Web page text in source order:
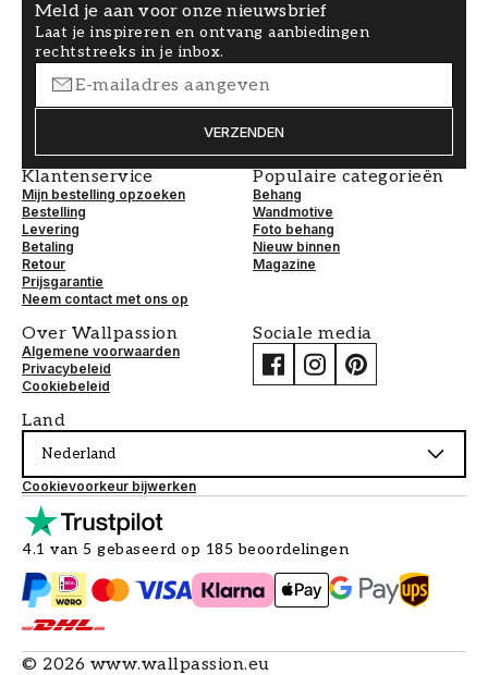
Meld je aan voor onze nieuwsbrief
Laat je inspireren en ontvang aanbiedingen
rechtstreeks in je inbox.
VERZENDEN
Klantenservice
Mijn bestelling opzoeken
Bestelling
Levering
Betaling
Retour
Prijsgarantie
Neem contact met ons op
Populaire categorieën
Behang
Wandmotive
Foto behang
Nieuw binnen
Magazine
Over Wallpassion
Algemene voorwaarden
Privacybeleid
Cookiebeleid
Sociale media
Land
Nederland
Cookievoorkeur bijwerken
4.1 van 5 gebaseerd op 185 beoordelingen
© 2026 www.wallpassion.eu